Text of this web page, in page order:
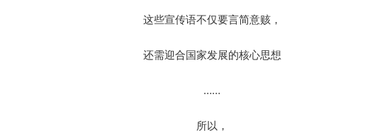
这些宣传语不仅要言简意赅，
还需迎合国家发展的核心思想
……
所以，